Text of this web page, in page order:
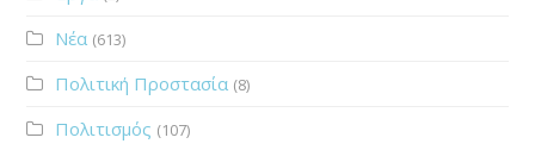
Νέα (613)
Πολιτική Προστασία (8)
Πολιτισμός (107)